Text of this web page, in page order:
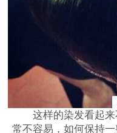
这样的染发看起来
常不容易，如何保持